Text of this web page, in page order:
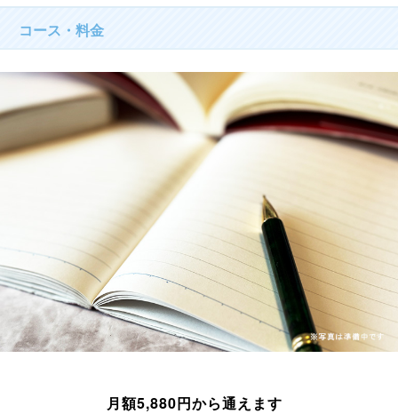
コース・料金
月額5,880円から通えます